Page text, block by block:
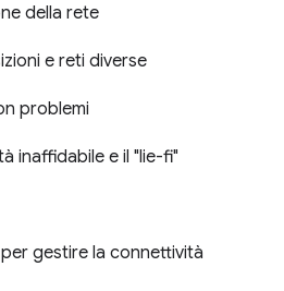
della rete
e reti diverse
problemi
inaffidabile e il "lie-fi"
gestire la connettività